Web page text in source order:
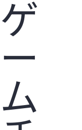
ゲ
ー
ム